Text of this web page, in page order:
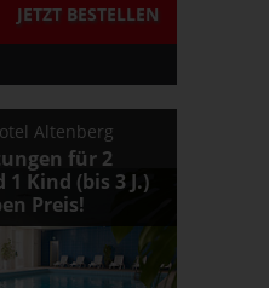
JETZTBESTELLEN
Altenberg
für 2
Kind (bis 3 J.)
Preis!